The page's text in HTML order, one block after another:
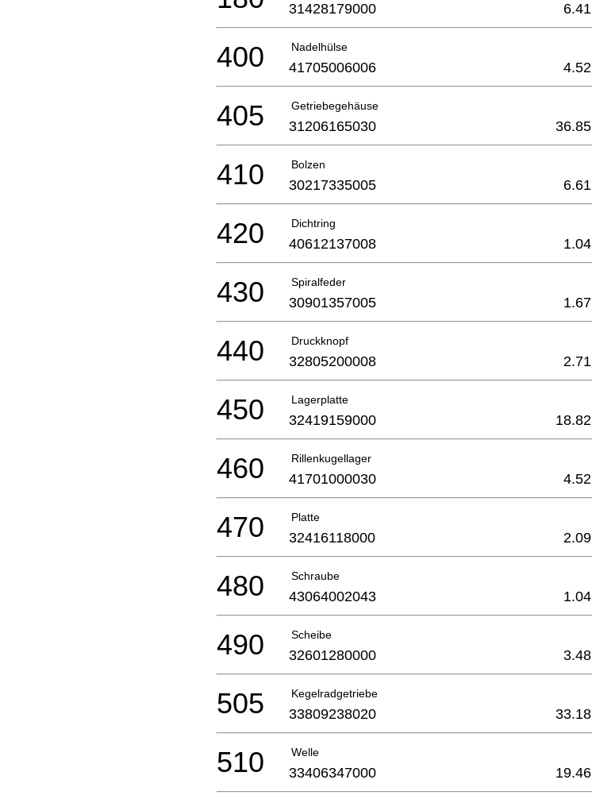
31428179000 6.41
Nadelhülse
400 41705006006 4.52
Getriebegehäuse
405 31206165030 36.85
Bolzen
410 30217335005 6.61
Dichtring
420 40612137008 1.04
Spiralfeder
430 30901357005 1.67
Druckknopf
440 32805200008 2.71
Lagerplatte
450 32419159000 18.82
Rillenkugellager
460 41701000030 4.52
Platte
470 32416118000 2.09
Schraube
480 43064002043 1.04
Scheibe
490 32601280000 3.48
Kegelradgetriebe
505 33809238020 33.18
Welle
510 33406347000 19.46